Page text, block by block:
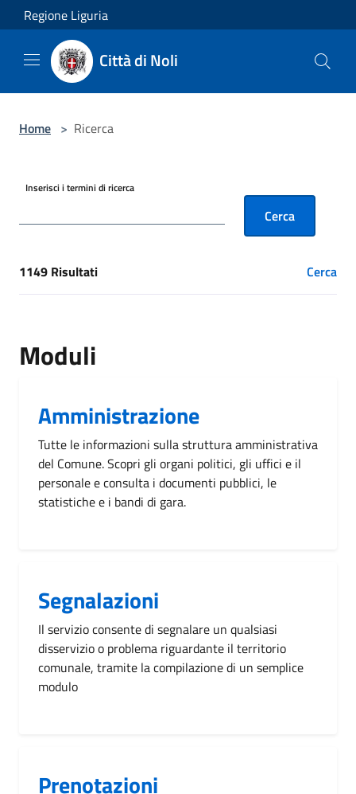
Salta al contenuto principale
Regione Liguria
Città di Noli
Home > Ricerca
Inserisci i termini di ricerca
Cerca
[results] Risultati
1149 Risultati Cerca
Moduli
Amministrazione
Tutte le informazioni sulla struttura amministrativa
del Comune. Scopri gli organi politici, gli uffici e il
personale e consulta i documenti pubblici, le
statistiche e i bandi di gara.
Segnalazioni
Il servizio consente di segnalare un qualsiasi
disservizio o problema riguardante il territorio
comunale, tramite la compilazione di un semplice
modulo
Prenotazioni